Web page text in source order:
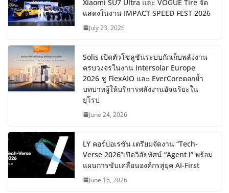
Xiaomi SU7 Ultra และ VOGUE Tire จัด
แสดงในงาน IMPACT SPEED FEST 2026
July 23, 2026
Solis เปิดตัวโซลูชันระบบกักเก็บพลังงาน
ครบวงจรในงาน Intersolar Europe
2026 ชู FlexAIO และ EverCoreตอกย้ำ
บทบาทผู้ให้บริการพลังงานอัจฉริยะใน
ยุโรป
June 24, 2026
LY คอร์ปอเรชัน เตรียมจัดงาน “Tech-
Verse 2026”เปิดวิสัยทัศน์ “Agent i” พร้อม
แผนการขับเคลื่อนองค์กรสู่ยุค AI-First
June 16, 2026